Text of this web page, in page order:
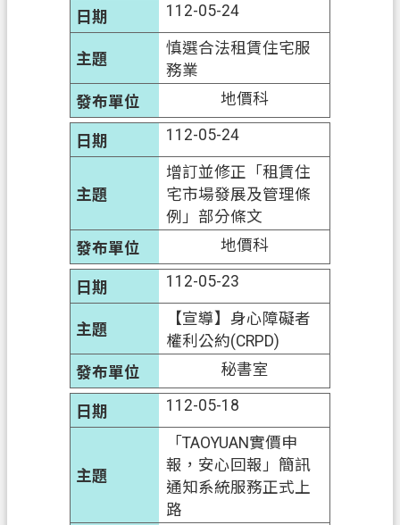
112-05-24
慎選合法租賃住宅服
務業
地價科
112-05-24
增訂並修正「租賃住
宅市場發展及管理條
例」部分條文
地價科
112-05-23
【宣導】身心障礙者
權利公約(CRPD)
秘書室
112-05-18
「TAOYUAN實價申
報，安心回報」簡訊
通知系統服務正式上
路